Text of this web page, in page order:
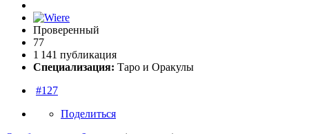
Проверенный
77
1 141 публикация
Специализация: Таро и Оракулы
#127
Поделиться